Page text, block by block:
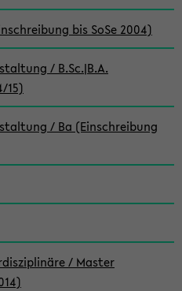
bis SoSe 2004)
/ B.Sc.|B.A.
15)
/ Ba (Einschreibung
/ Master